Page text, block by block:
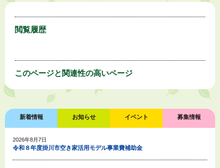
閲覧履歴
このページと 関連性の高いページ
新着情報 お知らせ イベント 募集情報
2026年8月7日
令和８年度掛川市空き家活用モデル事業費補助金